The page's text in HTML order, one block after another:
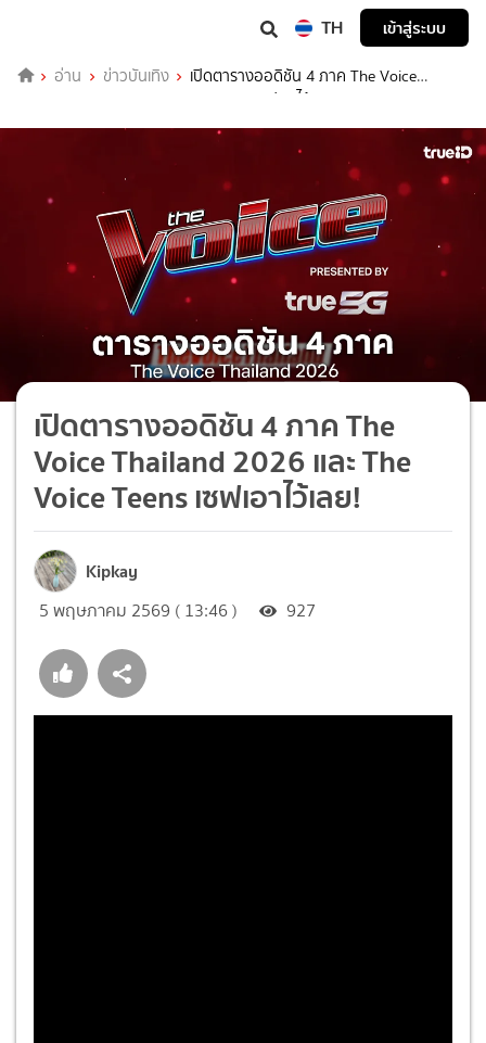
TH เข้าสู่ระบบ
อ่าน ข่าวบันเทิง
เปิดตารางออดิชัน 4 ภาค The Voice
Thailand 2026 และ The Voice Teens เซฟเอาไว้เลย!
เปิดตารางออดิชัน 4 ภาค The
Voice Thailand 2026 และ The
Voice Teens เซฟเอาไว้เลย!
Kipkay
5 พฤษภาคม 2569 ( 13:46 ) 927